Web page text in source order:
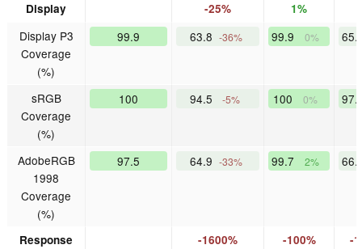
Display -25% 1%
Display P3
Coverage
(%)
99.9 63.8 -36% 99.9 0%
sRGB
Coverage
(%)
100 94.5 -5% 100 0%
AdobeRGB
1998
Coverage
(%)
97.5 64.9 -33% 99.7 2%
Response
-1600% -100% -